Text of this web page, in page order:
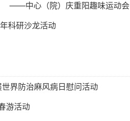
——中心（院）庆重阳趣味运动会
科研沙龙活动
世界防治麻风病日慰问活动
游活动